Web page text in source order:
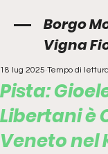
Borgo
Vigna
Pista:
Libertani è
Veneto nel
18 lug 2025 Tempo di